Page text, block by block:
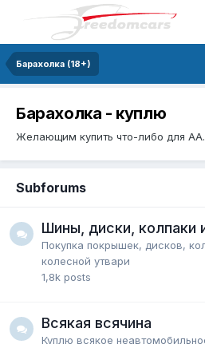
Барахолка (18+)
Барахолка - куплю
Желающим купить что-либо для
Subforums
Шины, диски, колпаки
Покупка покрышек, дисков,
колесной утвари
1,8k posts
Всякая всячина
Куплю всякое